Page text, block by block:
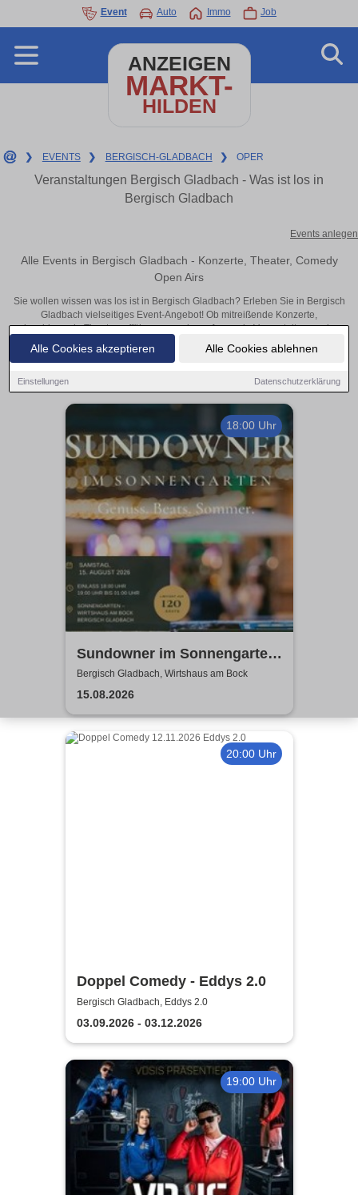
Alle Cookies akzeptieren Alle Cookies ablehnen
Einstellungen Datenschutzerklärung
Event Auto Immo Job
ANZEIGEN
MARKT-
HILDEN
❯ EVENTS ❯ BERGISCH-GLADBACH ❯ OPER
Veranstaltungen Bergisch Gladbach - Was ist los in
Bergisch Gladbach
Events anlegen
Alle Events in Bergisch Gladbach - Konzerte, Theater, Comedy
Open Airs
Sie wollen wissen was los ist in Bergisch Gladbach? Erleben Sie in Bergisch
Gladbach vielseitiges Event-Angebot! Ob mitreißende Konzerte,
inspirierende Theateraufführungen oder aufregende Veranstaltungen in
Bergisch Gladbach – hier finden alles im Überblick und Tickets.
18:00 Uhr
Sundowner im Sonnengarten
- Wirtshaus am Bock
Bergisch Gladbach, Wirtshaus am Bock
15.08.2026
20:00 Uhr
Doppel Comedy - Eddys 2.0
Bergisch Gladbach, Eddys 2.0
03.09.2026 - 03.12.2026
19:00 Uhr